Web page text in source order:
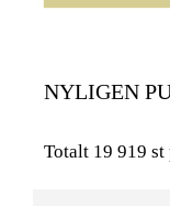
NYLIGEN
Totalt 19 919 st